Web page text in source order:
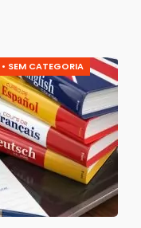
• SEM CATEGORIA